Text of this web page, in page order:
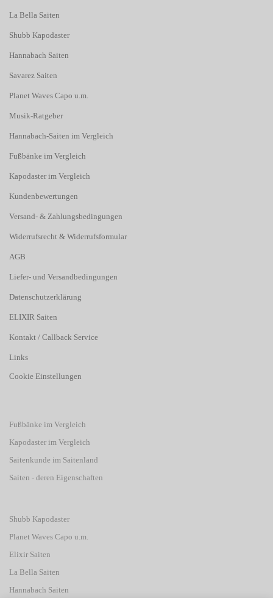
La Bella Saiten
Shubb Kapodaster
Hannabach Saiten
Savarez Saiten
Planet Waves Capo u.m.
Musik-Ratgeber
Hannabach-Saiten im Vergleich
Fußbänke im Vergleich
Kapodaster im Vergleich
Kundenbewertungen
Versand- & Zahlungsbedingungen
Widerrufsrecht & Widerrufsformular
AGB
Liefer- und Versandbedingungen
Datenschutzerklärung
ELIXIR Saiten
Kontakt / Callback Service
Links
Cookie Einstellungen
Fußbänke im Vergleich
Kapodaster im Vergleich
Saitenkunde im Saitenland
Saiten - deren Eigenschaften
Shubb Kapodaster
Planet Waves Capo u.m.
Elixir Saiten
La Bella Saiten
Hannabach Saiten